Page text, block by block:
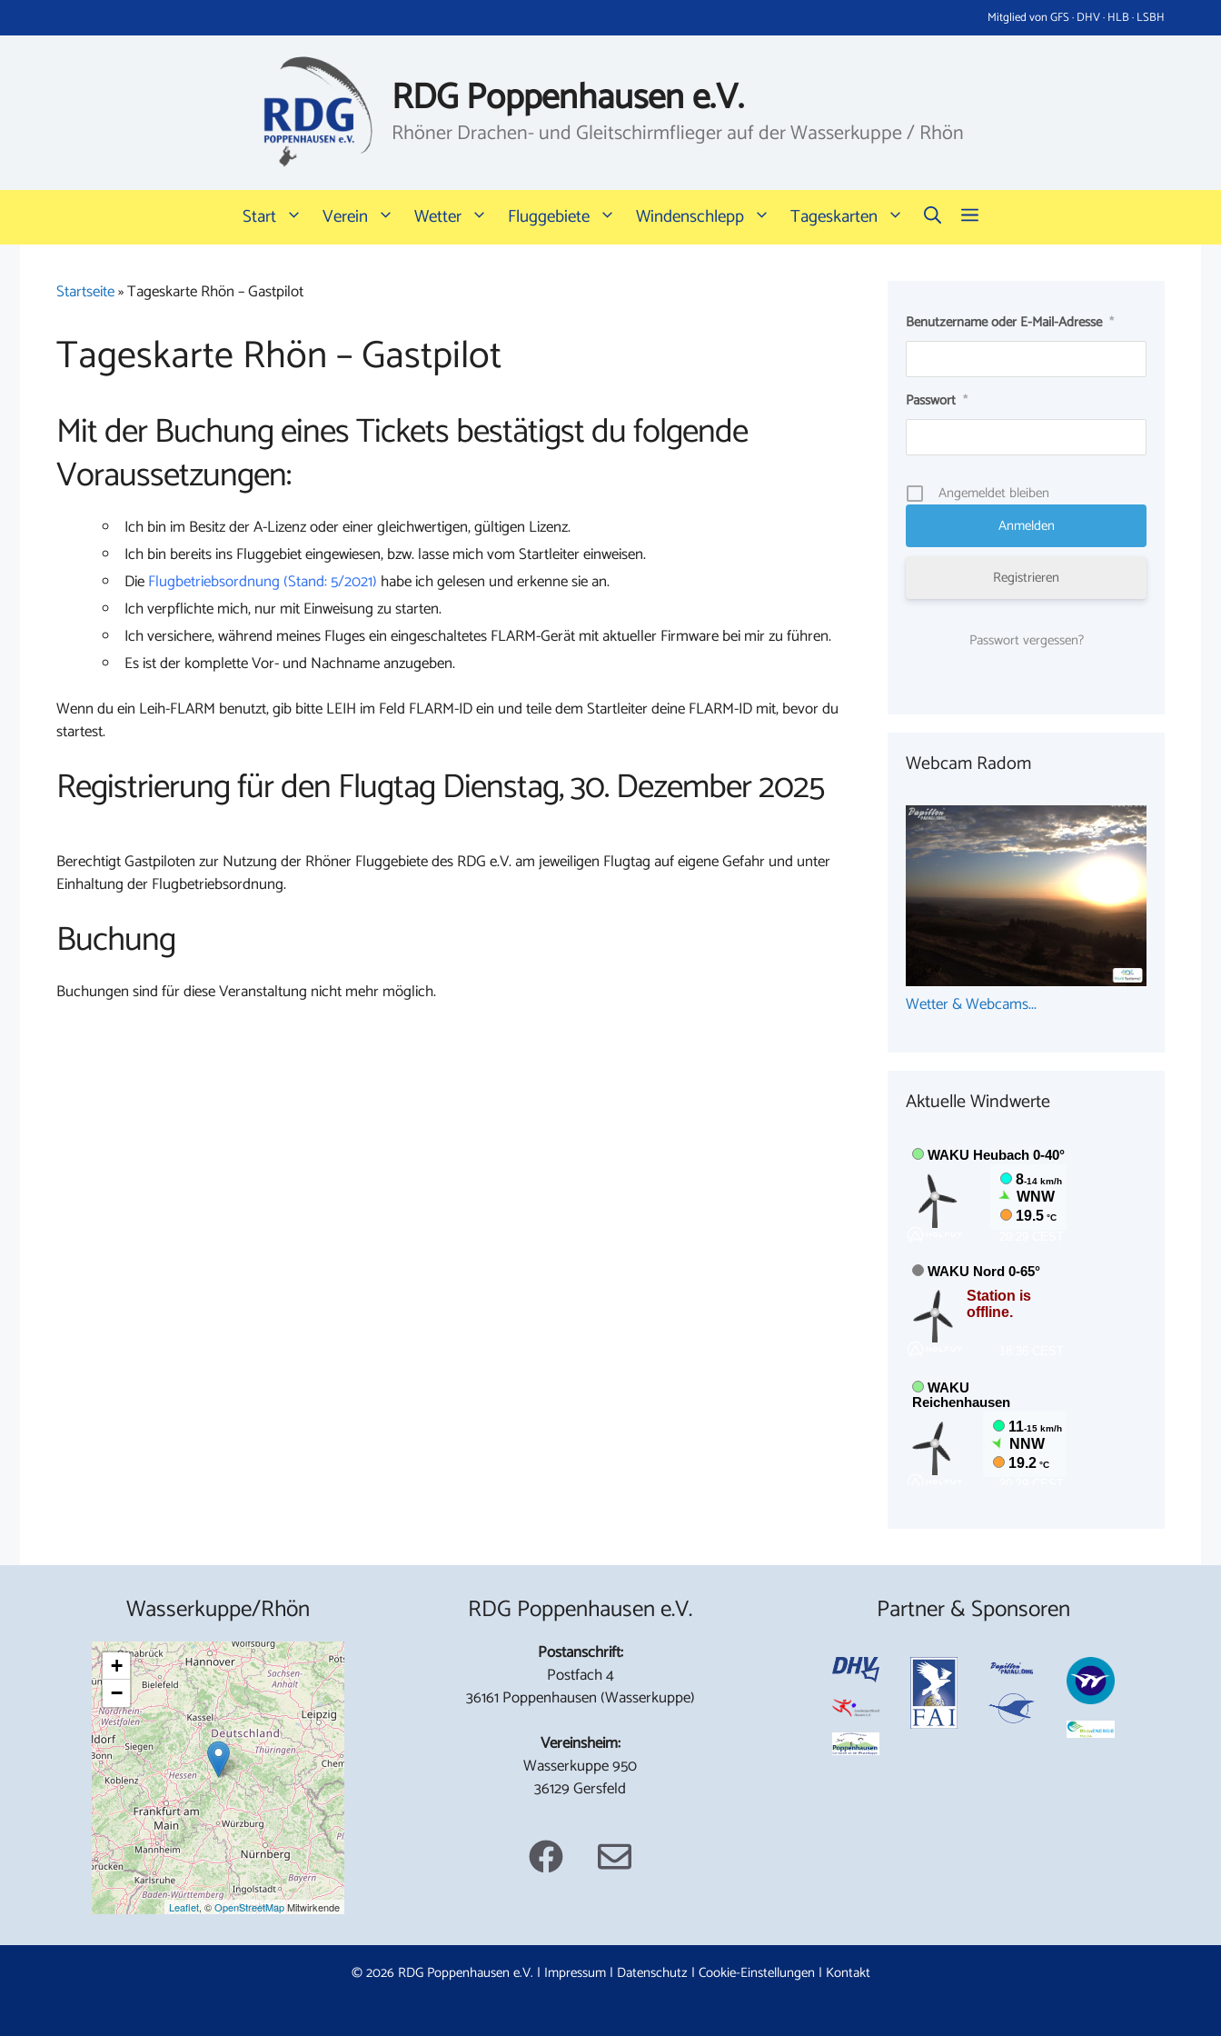
Inhalt
Mitglied von GFS · DHV · HLB · LSBH
RDG Poppenhausen e.V.
Rhöner Drachen- und Gleitschirmflieger auf der Wasserkuppe / Rhön
Start Verein Wetter Fluggebiete Windenschlepp Tageskarten
Startseite»Tageskarte Rhön – Gastpilot
Tageskarte Rhön – Gastpilot
Mit der Buchung eines Tickets bestätigst du folgende
Voraussetzungen:
Ich bin im Besitz der A-Lizenz oder einer gleichwertigen, gültigen Lizenz.
Ich bin bereits ins Fluggebiet eingewiesen, bzw. lasse mich vom Startleiter einweisen.
DieFlugbetriebsordnung (Stand: 5/2021) habe ich gelesen und erkenne sie an.
Ich verpflichte mich, nur mit Einweisung zu starten.
Ich versichere, während meines Fluges ein eingeschaltetes FLARM-Gerät mit aktueller Firmware bei mir zu führen.
Es ist der komplette Vor- und Nachname anzugeben.
Wenn du ein Leih-FLARM benutzt, gib bitte LEIH im Feld FLARM-ID ein und teile dem Startleiter deine FLARM-ID mit, bevor du
startest.
Registrierung für den Flugtag Dienstag, 30. Dezember 2025
Berechtigt Gastpiloten zur Nutzung der Rhöner Fluggebiete des RDG e.V. am jeweiligen Flugtag auf eigene Gefahr und unter
Einhaltung der Flugbetriebsordnung.
Buchung
Buchungen sind für diese Veranstaltung nicht mehr möglich.
Benutzername oder E-Mail-Adresse *
Passwort *
Angemeldet bleiben
Registrieren
Passwort vergessen?
Webcam Radom
Wetter & Webcams...
Aktuelle Windwerte
Wasserkuppe/Rhön
+
−
Leaflet, ©OpenStreetMapMitwirkende
RDG Poppenhausen e.V.
Postanschrift:
Postfach 4
36161 Poppenhausen (Wasserkuppe)
Vereinsheim:
Wasserkuppe 950
36129 Gersfeld
Partner & Sponsoren
© 2026 RDG Poppenhausen e.V. | Impressum| Datenschutz | Cookie-Einstellungen | Kontakt